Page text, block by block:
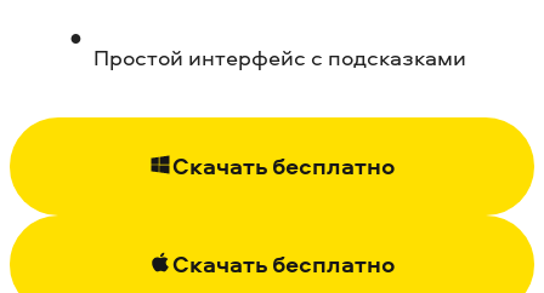
Простой интерфейс с подсказками
Скачать бесплатно
Скачать бесплатно